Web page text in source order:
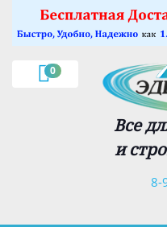
0
Все
и
8-